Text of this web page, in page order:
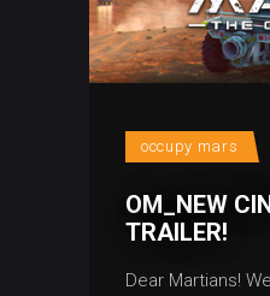
occupy mars
OM_NEW
TRAILER!
Dear Martians!